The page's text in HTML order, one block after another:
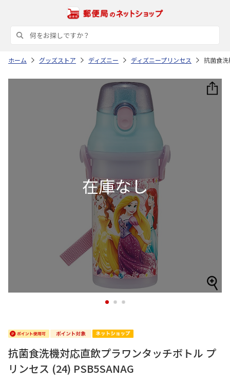
ホーム グッズストア ディズニー ディズニープリンセス 抗菌食洗
1 2 3
抗菌食洗機対応直飲プラワンタッチボトル プ
リンセス (24) PSB5SANAG